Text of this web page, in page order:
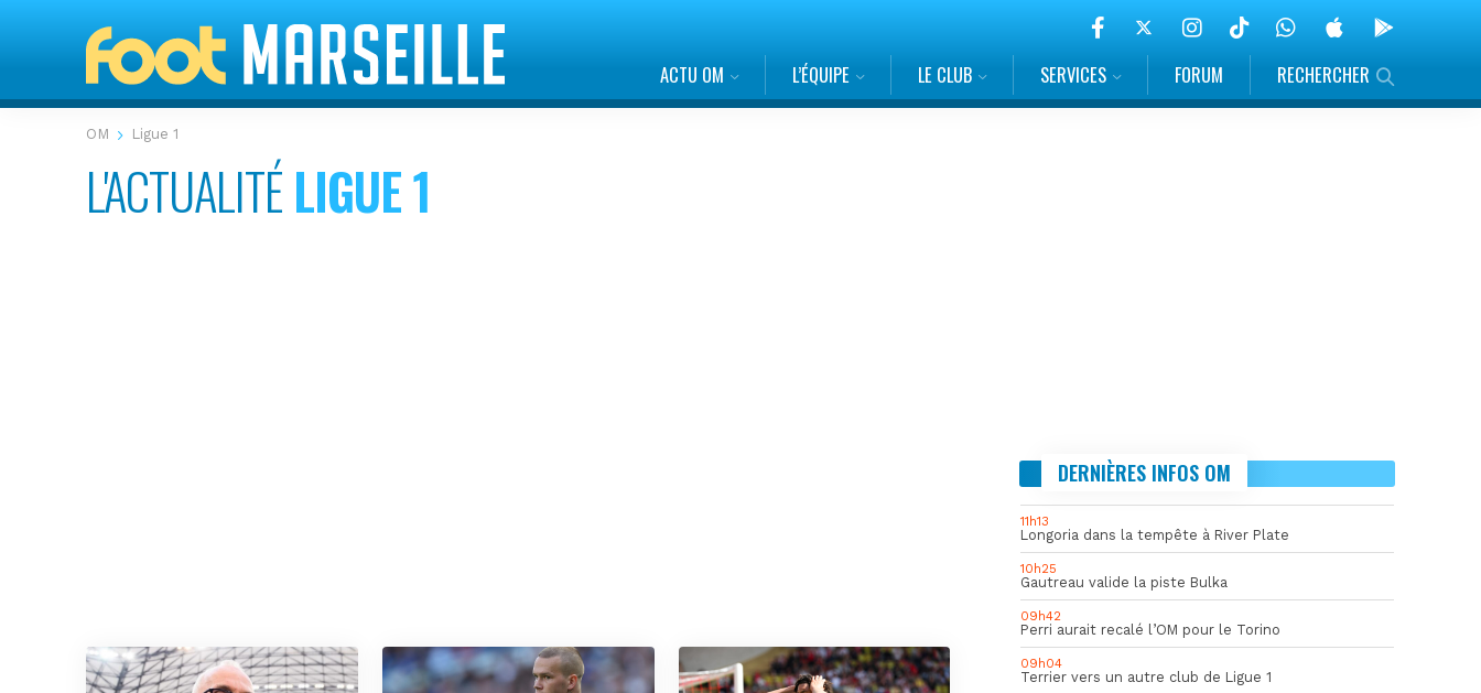
ACTU OM L’ÉQUIPE LE CLUB SERVICES FORUM RECHERCHER
OM Ligue 1
L'ACTUALITÉLIGUE 1
DERNIÈRES INFOS OM
11h13
Longoria dans la tempête à River Plate
10h25
Gautreau valide la piste Bulka
09h42
Perri aurait recalé l’OM pour le Torino
09h04
Terrier vers un autre club de Ligue 1